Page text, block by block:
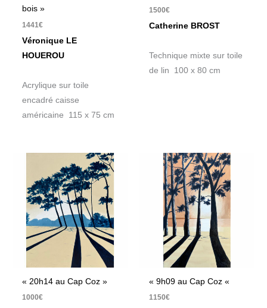
bois »
1441€
Véronique LE
HOUEROU
Acrylique sur toile
encadré caisse
américaine 115 x 75 cm
1500€
Catherine BROST
Technique mixte sur toile
de lin 100 x 80 cm
« 20h14 au Cap Coz »
1000€
« 9h09 au Cap Coz «
1150€